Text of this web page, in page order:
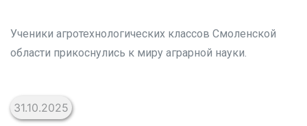
Ученики агротехнологических классов Смоленской
области прикоснулись к миру аграрной науки.
31.10.2025